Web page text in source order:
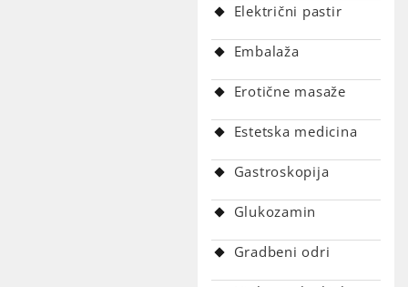
Električni pastir
Embalaža
Erotične masaže
Estetska medicina
Gastroskopija
Glukozamin
Gradbeni odri